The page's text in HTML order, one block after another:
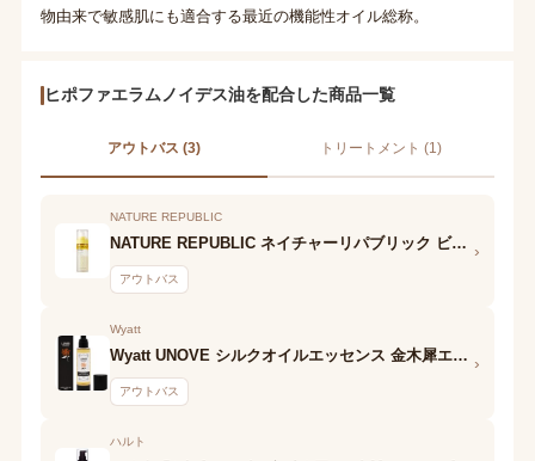
物由来で敏感肌にも適合する最近の機能性オイル総称。
ヒポファエラムノイデス油を配合した商品一覧
アウトバス (3) トリートメント (1)
NATURE REPUBLIC
NATURE REPUBLIC ネイチャーリパブリック ビタペアC セラムミスト
アウトバス
›
Wyatt
Wyatt UNOVE シルクオイルエッセンス 金木犀エディション
アウトバス
›
ハルト